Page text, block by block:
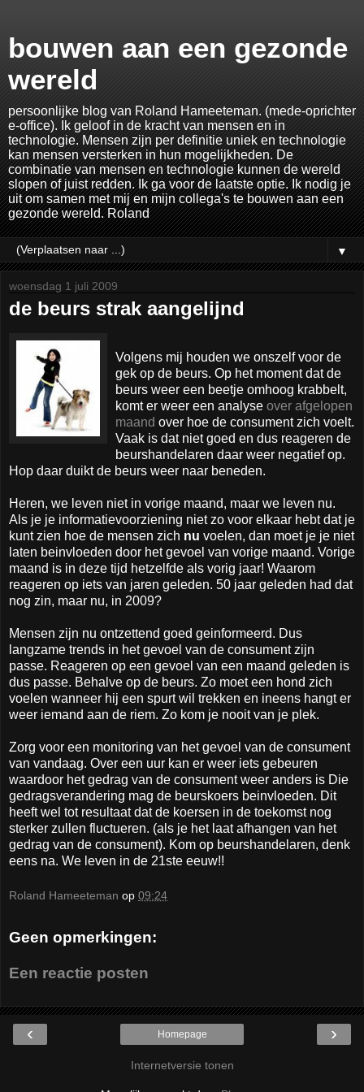
bouwen aan een gezonde
wereld
persoonlijke blog van Roland Hameeteman. (mede-oprichter
e-office). Ik geloof in de kracht van mensen en in
technologie. Mensen zijn per definitie uniek en technologie
kan mensen versterken in hun mogelijkheden. De
combinatie van mensen en technologie kunnen de wereld
slopen of juist redden. Ik ga voor de laatste optie. Ik nodig je
uit om samen met mij en mijn collega's te bouwen aan een
gezonde wereld. Roland
▼
woensdag 1 juli 2009
de beurs strak aangelijnd
Volgens mij houden we onszelf voor de
gek op de beurs. Op het moment dat de
beurs weer een beetje omhoog krabbelt,
komt er weer een analyse over afgelopen
maand over hoe de consument zich voelt.
Vaak is dat niet goed en dus reageren de
beurshandelaren daar weer negatief op.
Hop daar duikt de beurs weer naar beneden.
Heren, we leven niet in vorige maand, maar we leven nu.
Als je je informatievoorziening niet zo voor elkaar hebt dat je
kunt zien hoe de mensen zich nu voelen, dan moet je je niet
laten beinvloeden door het gevoel van vorige maand. Vorige
maand is in deze tijd hetzelfde als vorig jaar! Waarom
reageren op iets van jaren geleden. 50 jaar geleden had dat
nog zin, maar nu, in 2009?
Mensen zijn nu ontzettend goed geinformeerd. Dus
langzame trends in het gevoel van de consument zijn
passe. Reageren op een gevoel van een maand geleden is
dus passe. Behalve op de beurs. Zo moet een hond zich
voelen wanneer hij een spurt wil trekken en ineens hangt er
weer iemand aan de riem. Zo kom je nooit van je plek.
Zorg voor een monitoring van het gevoel van de consument
van vandaag. Over een uur kan er weer iets gebeuren
waardoor het gedrag van de consument weer anders is Die
gedragsverandering mag de beurskoers beinvloeden. Dit
heeft wel tot resultaat dat de koersen in de toekomst nog
sterker zullen fluctueren. (als je het laat afhangen van het
gedrag van de consument). Kom op beurshandelaren, denk
eens na. We leven in de 21ste eeuw!!
Roland Hameeteman op 09:24
Geen opmerkingen:
Een reactie posten
‹ ›
Homepage
Internetversie tonen